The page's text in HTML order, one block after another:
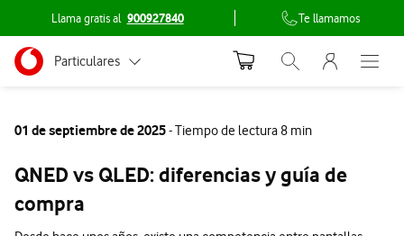
Llama gratis al 900927840 Te llamamos
Ir a la pagina principal de vodafone.es
Menu navegación Segmento
Particulares
y AA.PP.
Abrir buscador.
Menu
Abre
01 de septiembre de 2025- Tiempo de lectura 8 min
QNED vs QLED: diferencias y guía de
compra